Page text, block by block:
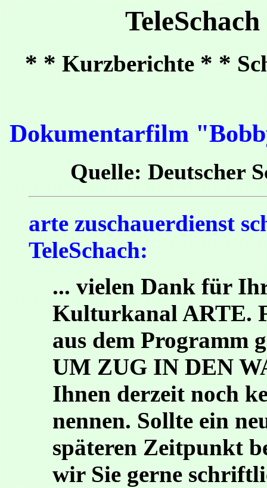
* *Kurzberichte* *
Dokumentarfilm
Quelle: Deutscher
arte zuschauerdienst
TeleSchach:
... vielen Dank für
Kulturkanal ARTE.
aus dem Programm
UM ZUG IN DEN
Ihnen derzeit noch
nennen. Sollte ein
späteren Zeitpunkt
wir Sie gerne